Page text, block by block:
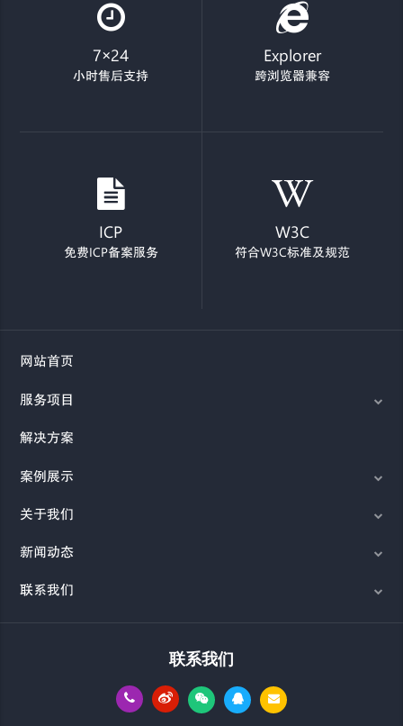
7×24
小时售后支持
Explorer
跨浏览器兼容
ICP
免费ICP备案服务
W3C
符合W3C标准及规范
网站首页
服务项目
解决方案
案例展示
关于我们
新闻动态
联系我们
联系我们